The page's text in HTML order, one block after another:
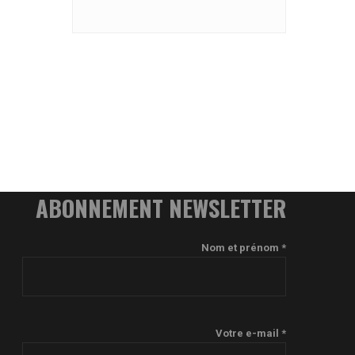
ABONNEMENT NEWSLETTER
Nom et prénom *
Votre e-mail *